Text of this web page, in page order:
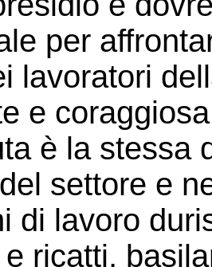
per
lavoratori
e
è la stessa
settore e
di lavoro
ricatti,